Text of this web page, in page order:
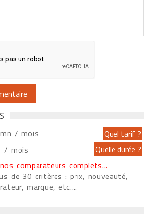
mn / mois
/ mois
comparateurs complets...
de 30 critères : prix, nouveauté,
marque, etc....